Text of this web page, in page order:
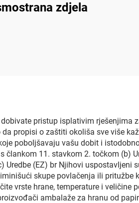
zdjela
pristup isplativim
propisi o zaštiti okoliša sve više
poboljšavaju vašu dobit i
člankom 11. stavkom 2. točkom (b)
Uredbe (EZ) br Njihovi
skupe povlačenja ili
vrste hrane, temperature i
ambalaže za hranu od